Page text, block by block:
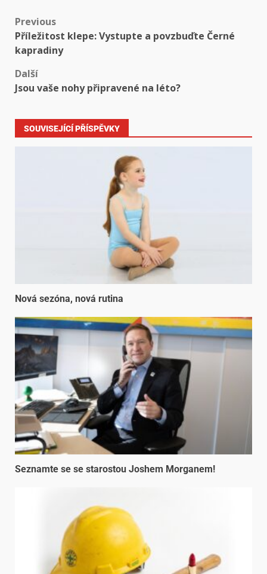
Previous
Příležitost klepe: Vystupte a povzbuďte Černé
kapradiny
Další
Jsou vaše nohy připravené na léto?
SOUVISEJÍCÍ PŘÍSPĚVKY
Nová sezóna, nová rutina
Seznamte se se starostou Joshem Morganem!